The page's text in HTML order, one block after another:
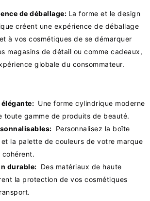
de déballage: La forme et le design
créent une expérience de déballage
à vos cosmétiques de se démarquer
magasins de détail ou comme cadeaux,
globale du consommateur.
Une forme cylindrique moderne
toute gamme de produits de beauté.
Personnalisez la boîte
la palette de couleurs de votre marque
cohérent.
durable: Des matériaux de haute
la protection de vos cosmétiques